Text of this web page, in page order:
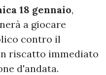
18 gennaio,
a giocare
contro il
riscatto immediato
d'andata.